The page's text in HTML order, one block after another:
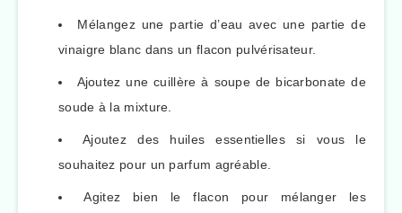
Mélangez une partie d’eau avec une partie de
vinaigre blanc dans un flacon pulvérisateur.
Ajoutez une cuillère à soupe de bicarbonate de
soude à la mixture.
Ajoutez des huiles essentielles si vous le
souhaitez pour un parfum agréable.
Agitez bien le flacon pour mélanger les